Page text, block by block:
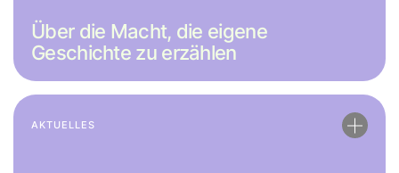
Über die Macht, die eigene
Geschichte zu erzählen
AKTUELLES